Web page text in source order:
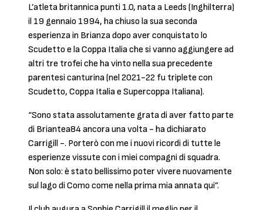
L’atleta britannica punti 1.0, nata a Leeds (Inghilterra)
il 19 gennaio 1994, ha chiuso la sua seconda
esperienza in Brianza dopo aver conquistato lo
Scudetto e la Coppa Italia che si vanno aggiungere ad
altri tre trofei che ha vinto nella sua precedente
parentesi canturina (nel 2021-22 fu triplete con
Scudetto, Coppa Italia e Supercoppa Italiana).
“Sono stata assolutamente grata di aver fatto parte
di Briantea84 ancora una volta - ha dichiarato
Carrigill -. Porterò con me i nuovi ricordi di tutte le
esperienze vissute con i miei compagni di squadra.
Non solo: è stato bellissimo poter vivere nuovamente
sul lago di Como come nella prima mia annata qui”.